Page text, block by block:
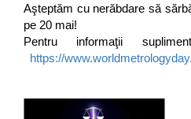
Aşteptăm cu nerăbdare să
pe 20 mai!
Pentru informaţii
https://